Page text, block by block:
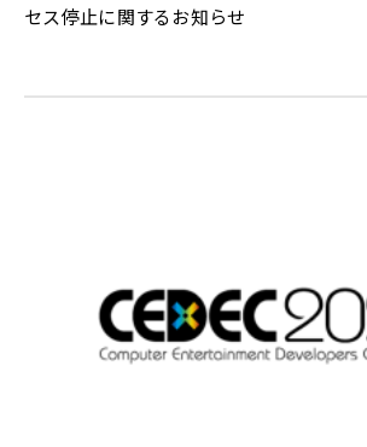
セス停止に関するお知らせ